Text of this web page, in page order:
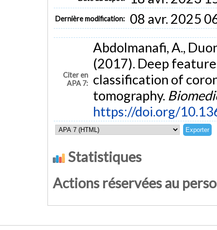
Dernière modification: 08 avr. 2025
Citer en
APA 7:
Abdolmanafi, A.,
(2017). Deep
classification of
tomography.
https://doi.org/
Statistiques
Actions réservées au